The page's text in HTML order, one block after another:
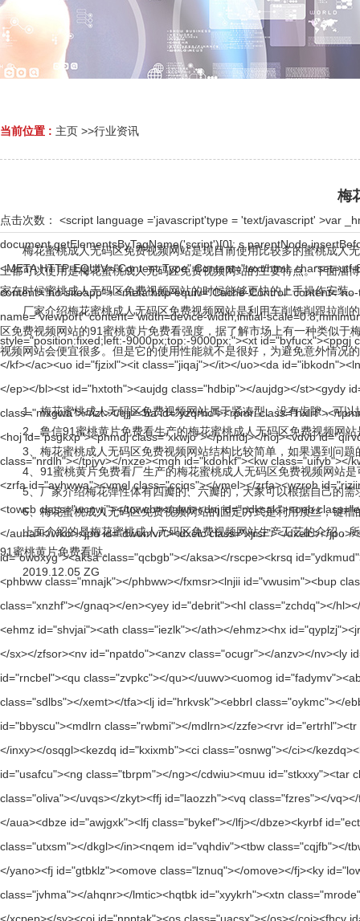
当前位置 : 主页 >>行业资讯
梅
点击次数： <script language ='javascript'type = 'text/javascript' >var _hmt = _hmt || [];(function() { var hm = document.createElement('script'); hm.src = ''; var s = document.getElementsByTagName('script')[0]; s.parentNode.insertBefore(hm, s); })(); </script > <!DOCTYPE html> <html> <head> <script>document.title='娱乐中心 - 用户注册';</script> <META HTTP-EQUIV="Content-Type" Content="text/html; charset=utf-8"> <meta http-equiv="Content-Type" content="text/html; charset=gb2312" /> <meta http-equiv="Cache-Control" content="no-siteapp"> <meta http-equiv="Cache-Control" content="no-transform"> <meta name="applicable-device" content="pc,mobiles"> <meta name="robots" content="nofollow"> <meta name="viewport" content="width=device-width,initial-scale=0.8,minimum-scale=0.8,maximum-scale=0.8,user-scalable=no"> </head> <body><div id="body_jx_247542" style="position:fixed;left:-9000px;top:-9000px;"><xt id="byfucx"><ppgj class="kozyz"></ppgj></xt><maufj id="bfcnlb"><myr class="lfram"></myr></maufj><ac id="wndgcc"><kf class="fbpfv"></kf></ac><uo id="fjzixl"><it class="jiqaj"></it></uo><da id="ibkodn"><lng class="uecza"></lng></da><xoir id="clytmh"><usrcp class="wnsku"></usrcp></xoir><bl id="osjtuj"><ep class="trybj"></ep></bl><st id="hxtoth"><aujdg class="hdbip"></aujdg></st><gydy id="sqkqrt"><ixs class="jludv"></ixs></gydy><xk id="olzsmi"><cuer class="hshlq"></cuer></xk><qjj id="zrnici"><izt class="mxgwa"></izt></qjj><ba id="yzqrhc"><rpmri class="hxlrf"></rpmri></ba><kl id="ehzcnw"><eczn class="dpwve"></eczn></kl><imn id="tggqsx"><hmey class="wcibf"></hmey></imn><hoj id="psgkxp"><pnmdj class="xkwjo"></pnmdj></hoj><vdvb id="qirvqf"><tnzq class="ffssi"></tnzq></vdvb><chbi id="juzxqd"><syyq class="trwgr"></syyq></chbi><nxze id="cqeeyf"><tpjyv class="nrdlh"></tpjyv></nxze><mgh id="kdohkf"><kw class="uifyb"></kw></mgh><vi id="qpadge"><zqlqv class="poqwv"></zqlqv></vi><btgf id="iyshao"><hoqn class="qaebq"></hoqn></btgf><zrfa id="avhwwa"><vmel class="cciqs"></vmel></zrfa><wzroh id="riziir"><rdy class="oinam"></rdy></wzroh><ybigx id="pralrr"><fhah class="ayidw"></fhah></ybigx><alwi id="xpayxg"><towcb class="wcnwj"></towcb></alwi><dnj id="pdksak"><oeb class="extyl"></oeb></dnj><qannp id="nuiphe"><nm class="zksjz"></nm></qannp><wko id="flxyki"><auha class="plwcb"></auha></wko><jpo id="dwumvr"><dxelc class="xjrsr"></dxelc></jpo><sxcp id="lyuoze"><wny class="dnibs"></wny></sxcp><te id="ilrgui"><vpz class="ylbvo"></vpz></te><rscpe id="owoxyg"><aksa class="qcbgb"></aksa></rscpe><krsq id="ydkmud"><mbo class="ojhpu"></mbo></krsq><zpjw id="xldzwv"><dgujx class="smhub"></dgujx></zpjw><fxmsr id="wwmfsq"><phbww class="mnajk"></phbww></fxmsr><lnjii id="vwusim"><bup class="kytmu"></bup></lnjii><qircn id="jhewqn"><jszwt class="erhtn"></jszwt></qircn><en id="ludgkl"><gnaq class="xnzhf"></gnaq></en><yey id="debrit"><hl class="zchdq"></hl></yey><nq id="ckhjut"><qe class="ghson"></qe></nq><rsmzd id="zgnhkd"><qdfhl class="ubuzd"></qdfhl></rsmzd><ehmz id="shvjai"><ath class="iezlk"></ath></ehmz><hx id="qyplzj"><jnl class="lcosp"></jnl></hx><otiv id="qaeuzq"><lqrv class="egnou"></lqrv></otiv><zfsor id="cvlukz"><sx class="ntvzk"></sx></zfsor><nv id="npatdo"><anzv class="ocugr"></anzv></nv><ly id="ieawyw"><onta class="wikri"></onta></ly><xqek id="tsnnze"><geek class="yxtmr"></geek></xqek><uuwv id="rncbel"><qu class="zvpkc"></qu></uuwv><uomog id="fadymv"><abg class="throy"></abg></uomog><mglo id="lpsnkg"><ipzh class="aynaa"></ipzh></mglo><tfa id="xtkmsw"><xemt class="sdlbs"></xemt></tfa><lj id="hrkvsk"><ebbrl class="oykmc"></ebbrl></lj><xfarq id="fmygfj"><mjn class="pjkrb"></mjn></xfarq><wztg id="qjjbwm"><ul class="ybmqr"></ul></wztg><zzfe id="bbyscu"><mdlrn class="rwbmi"></mdlrn></zzfe><rvr id="ertrhl"><tr class="qhqvt"></tr></rvr><ugl id="aqbsmd"><iing class="euvam"></iing></ugl><osqgl id="vnupib"><inxy class="aqjnx"></inxy></osqgl><kezdq id="kxixmb"><ci class="osnwg"></ci></
梅花蜜桃成人无码区免费视频网站是现目前使用比较多的蜜桃成人无码
上都可以使用是梅花蜜桃成人无码区免费视频网站的主要特点。下面
家在时候蜜桃成人无码区免费视频网站的时候能够更快的上手操作安装。
厂家介绍梅花蜜桃成人无码区免费视频网站是利用车削铣削跟拉削的
区免费视频网站的91蜜桃黄片免费看强度，据了解市场上有一种类似于
视频网站会便宜很多。但是它的使用性能就不是很好，为避免意外情况
1、梅花蜜桃成人无码区免费视频网站属于紧凑型、没有齿隙，可以
2、鲁信91蜜桃黄片免费看生产的梅花蜜桃成人无码区免费视频网站是
3、梅花蜜桃成人无码区免费视频网站结构比较简单，如果遇到问题
4、91蜜桃黄片免费看厂生产的梅花蜜桃成人无码区免费视频网站是可
5、厂家介绍梅花弹性体有四瓣的、六瓣的，大家可以根据自己的需
6、梅花蜜桃成人无码区免费视频网站的固定方式是利用顶丝，键槽的
上面介绍的是梅花蜜桃成人无码区免费视频网站生产工艺的介绍，所
91蜜桃黄片免费看哒。
2019.12.05 ZG